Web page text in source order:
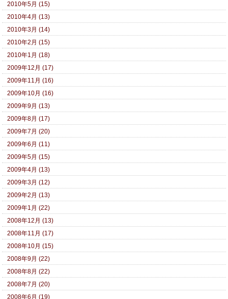
2010年5月 (15)
2010年4月 (13)
2010年3月 (14)
2010年2月 (15)
2010年1月 (18)
2009年12月 (17)
2009年11月 (16)
2009年10月 (16)
2009年9月 (13)
2009年8月 (17)
2009年7月 (20)
2009年6月 (11)
2009年5月 (15)
2009年4月 (13)
2009年3月 (12)
2009年2月 (13)
2009年1月 (22)
2008年12月 (13)
2008年11月 (17)
2008年10月 (15)
2008年9月 (22)
2008年8月 (22)
2008年7月 (20)
2008年6月 (19)